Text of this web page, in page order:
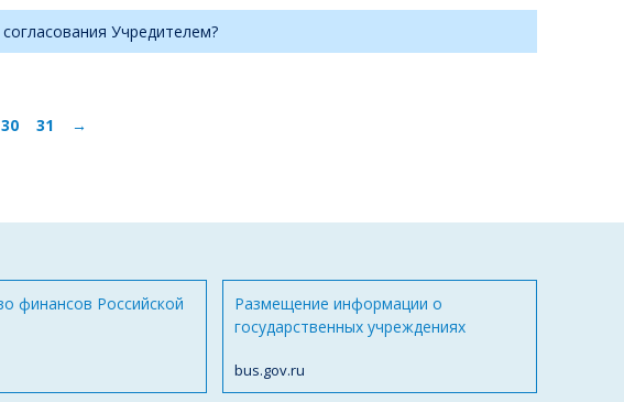
Учредителем?
30 31 →
финансов Российской
Размещение информации о
государственных учреждениях
bus.gov.ru